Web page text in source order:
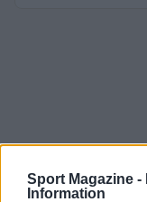
Sport Magazine -
Information